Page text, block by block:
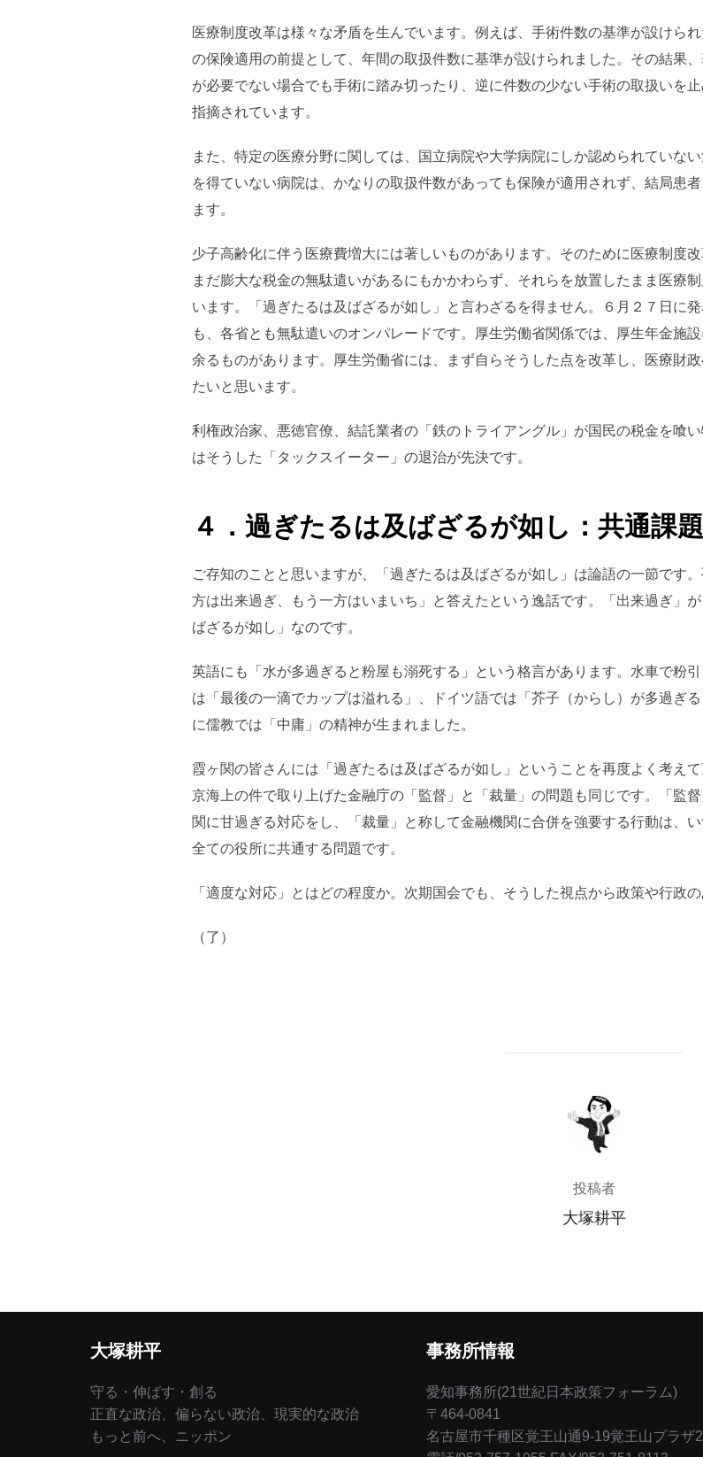
医療制度改革は様々な矛盾を生んでいます。例えば、手術件数の基準が設けら
の保険適用の前提として、年間の取扱件数に基準が設けられました。その結果
が必要でない場合でも手術に踏み切ったり、逆に件数の少ない手術の取扱いを
指摘されています。
また、特定の医療分野に関しては、国立病院や大学病院にしか認められていな
を得ていない病院は、かなりの取扱件数があっても保険が適用されず、結局患
ます。
少子高齢化に伴う医療費増大には著しいものがあります。そのために医療制度
まだ膨大な税金の無駄遣いがあるにもかかわらず、それらを放置したまま医療
います。「過ぎたるは及ばざるが如し」と言わざるを得ません。６月２７日に
も、各省とも無駄遣いのオンパレードです。厚生労働省関係では、厚生年金施
余るものがあります。厚生労働省には、まず自らそうした点を改革し、医療財
たいと思います。
利権政治家、悪徳官僚、結託業者の「鉄のトライアングル」が国民の税金を喰
はそうした「タックスイーター」の退治が先決です。
４．過ぎたるは及ばざるが如し：共通課題
ご存知のことと思いますが、「過ぎたるは及ばざるが如し」は論語の一節です
方は出来過ぎ、もう一方はいまいち」と答えたという逸話です。「出来過ぎ」
ばざるが如し」なのです。
英語にも「水が多過ぎると粉屋も溺死する」という格言があります。水車で粉
は「最後の一滴でカップは溢れる」、ドイツ語では「芥子（からし）が多過ぎ
に儒教では「中庸」の精神が生まれました。
霞ヶ関の皆さんには「過ぎたるは及ばざるが如し」ということを再度よく考え
京海上の件で取り上げた金融庁の「監督」と「裁量」の問題も同じです。「監
関に甘過ぎる対応をし、「裁量」と称して金融機関に合併を強要する行動は、
全ての役所に共通する問題です。
「適度な対応」とはどの程度か。次期国会でも、そうした視点から政策や行政
（了）
投稿者
投稿者
大塚耕平
大塚耕平
守る・伸ばす・創る
正直な政治、偏らない政治、現実的な政治
もっと前へ、ニッポン
事務所情報
愛知事務所(21世紀日本政策フォーラム)
〒464-0841
名古屋市千種区覚王山通9-19覚王山プラザ